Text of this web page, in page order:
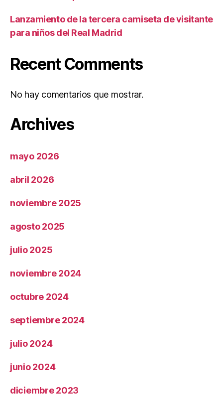
Lanzamiento de la tercera camiseta de visitante
para niños del Real Madrid
Recent Comments
No hay comentarios que mostrar.
Archives
mayo 2026
abril 2026
noviembre 2025
agosto 2025
julio 2025
noviembre 2024
octubre 2024
septiembre 2024
julio 2024
junio 2024
diciembre 2023